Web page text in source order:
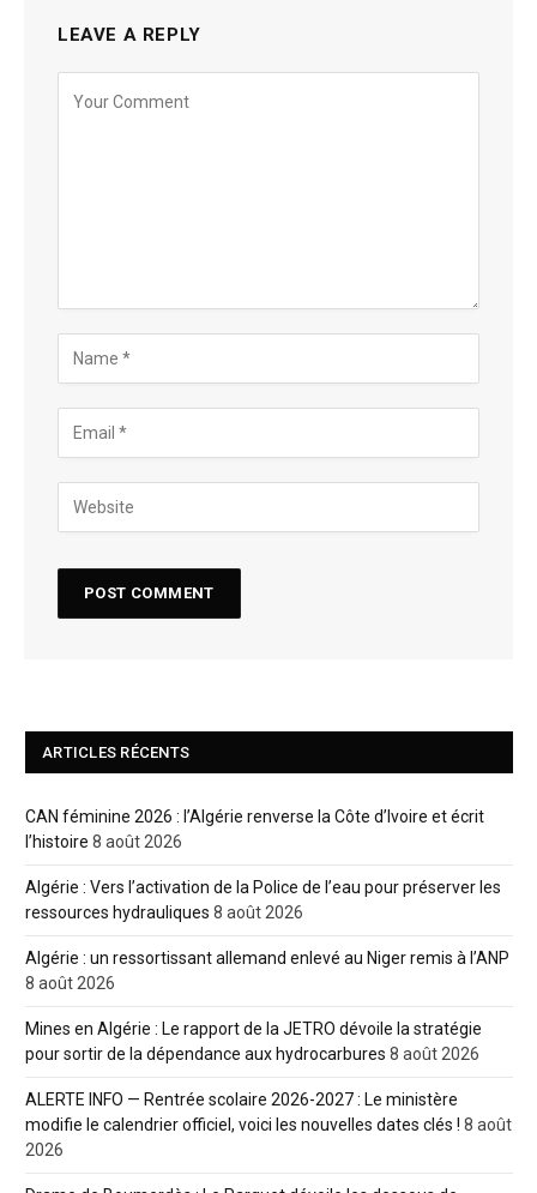
LEAVE A REPLY
ARTICLES RÉCENTS
CAN féminine 2026 : l’Algérie renverse la Côte d’Ivoire et écrit
l’histoire 8 août 2026
Algérie : Vers l’activation de la Police de l’eau pour préserver les
ressources hydrauliques 8 août 2026
Algérie : un ressortissant allemand enlevé au Niger remis à l’ANP
8 août 2026
Mines en Algérie : Le rapport de la JETRO dévoile la stratégie
pour sortir de la dépendance aux hydrocarbures 8 août 2026
ALERTE INFO — Rentrée scolaire 2026-2027 : Le ministère
modifie le calendrier officiel, voici les nouvelles dates clés ! 8 août
2026